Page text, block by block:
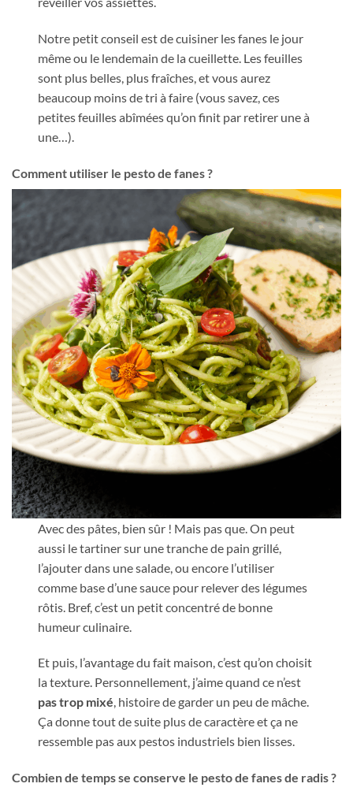
Notre petit conseil est de cuisiner les fanes le jour
même ou le lendemain de la cueillette. Les feuilles
sont plus belles, plus fraîches, et vous aurez
beaucoup moins de tri à faire (vous savez, ces
petites feuilles abîmées qu’on finit par retirer une à
une…).
Comment utiliser le pesto de fanes ?
Avec des pâtes, bien sûr ! Mais pas que. On peut
aussi le tartiner sur une tranche de pain grillé,
l’ajouter dans une salade, ou encore l’utiliser
comme base d’une sauce pour relever des légumes
rôtis. Bref, c’est un petit concentré de bonne
humeur culinaire.
Et puis, l’avantage du fait maison, c’est qu’on choisit
la texture. Personnellement, j’aime quand ce n’est
pas trop mixé, histoire de garder un peu de mâche.
Ça donne tout de suite plus de caractère et ça ne
ressemble pas aux pestos industriels bien lisses.
Combien de temps se conserve le pesto de fanes de radis ?